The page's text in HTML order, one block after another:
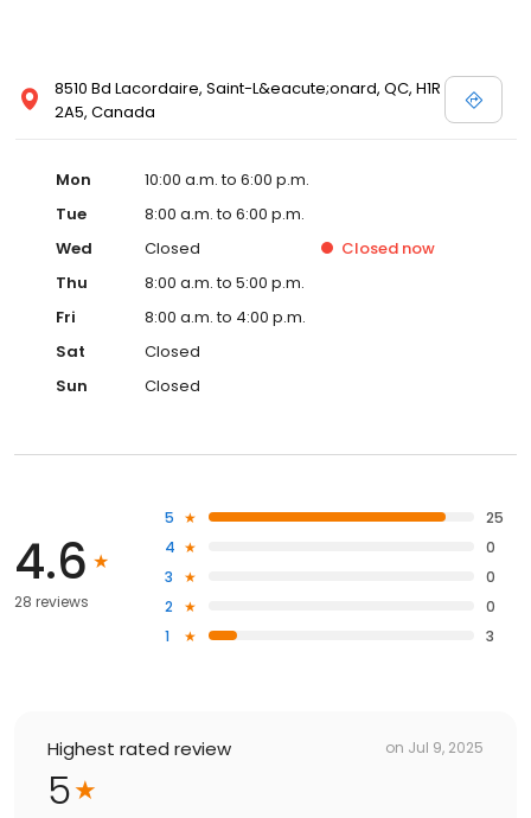
8510 Bd Lacordaire, Saint-L&eacute;onard, QC, H1R
2A5, Canada
Mon
10:00 a.m. to 6:00 p.m.
Tue
8:00 a.m. to 6:00 p.m.
Wed
Closed Closed now
Thu
8:00 a.m. to 5:00 p.m.
Fri
8:00 a.m. to 4:00 p.m.
Sat
Closed
Sun
Closed
4.6
28 reviews
5
25
4
0
3
0
2
0
1
3
Highest rated review on Jul 9, 2025
5